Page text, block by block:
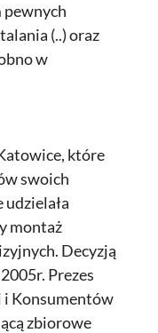
pewnych
(..) oraz
w
które
swoich
montaż
Decyzją
Prezes
i Konsumentów
zbiorowe